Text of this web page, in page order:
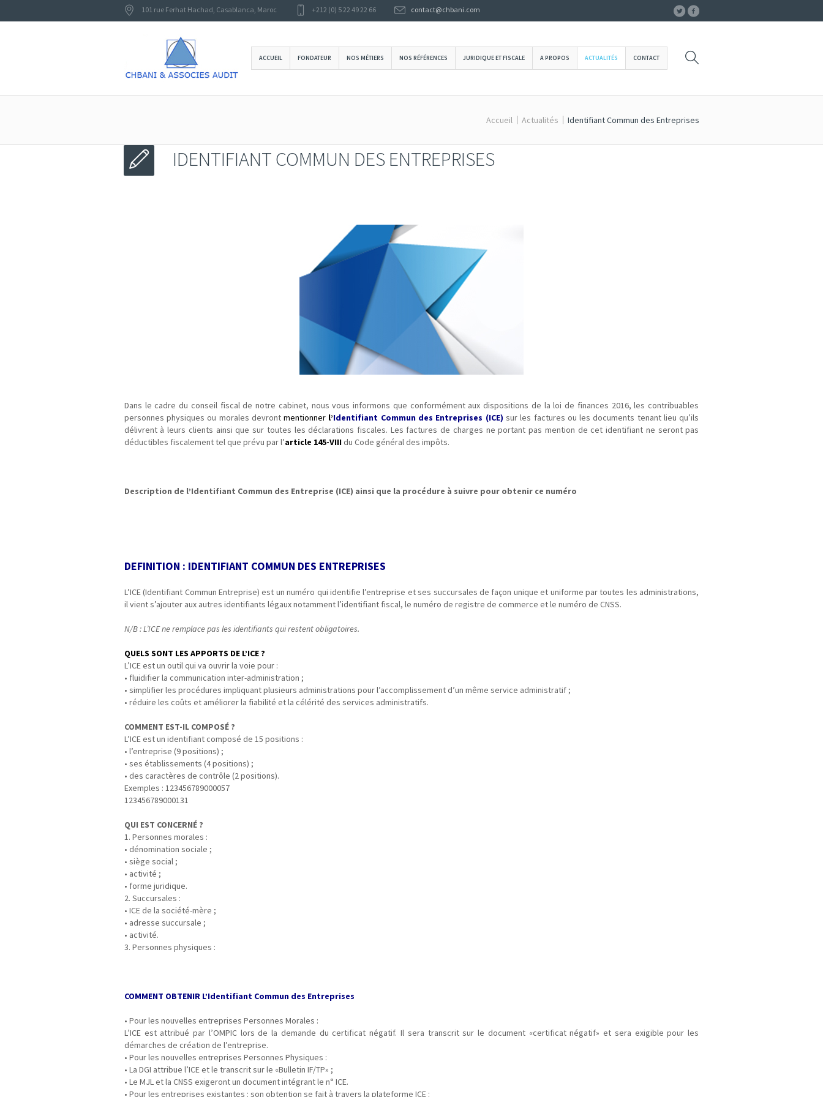
101 rue Ferhat Hachad, Casablanca, Maroc +212 (0) 5 22 49 22 66 contact@chbani.com
ACCUEIL FONDATEUR NOS MÉTIERS NOS RÉFÉRENCES JURIDIQUE ET FISCALE A PROPOS ACTUALITÉS CONTACT
Accueil Actualités Identifiant Commun des Entreprises
IDENTIFIANT COMMUN DES ENTREPRISES
Dans le cadre du conseil fiscal de notre cabinet, nous vous informons que conformément aux dispositions de la loi de finances 2016, les contribuables
personnes physiques ou morales devrontmentionner l’Identifiant Commun des Entreprises (ICE) sur les factures ou les documents tenant lieu qu’ils
délivrent à leurs clients ainsi que sur toutes les déclarations fiscales. Les factures de charges ne portant pas mention de cet identifiant ne seront pas
déductibles fiscalement tel que prévu par l’article 145-VIIIdu Code général des impôts.
Description de l’Identifiant Commun des Entreprise (ICE) ainsi que la procédure à suivre pour obtenir ce numéro
DEFINITION : IDENTIFIANT COMMUN DES ENTREPRISES
L’ICE (Identifiant Commun Entreprise) est un numéro qui identifie l’entreprise et ses succursales de façon unique et uniforme par toutes les administrations,
il vient s’ajouter aux autres identifiants légaux notamment l’identifiant fiscal, le numéro de registre de commerce et le numéro de CNSS.
N/B : L’ICE ne remplace pas les identifiants qui restent obligatoires.
QUELS SONT LES APPORTS DE L’ICE ?
L’ICE est un outil qui va ouvrir la voie pour :
• fluidifier la communication inter-administration ;
• simplifier les procédures impliquant plusieurs administrations pour l’accomplissement d’un même service administratif ;
• réduire les coûts et améliorer la fiabilité et la célérité des services administratifs.
COMMENT EST-IL COMPOSÉ ?
L’ICE est un identifiant composé de 15 positions :
• l’entreprise (9 positions) ;
• ses établissements (4 positions) ;
• des caractères de contrôle (2 positions).
Exemples : 123456789000057
123456789000131
QUI EST CONCERNÉ ?
1. Personnes morales :
• dénomination sociale ;
• siège social ;
• activité ;
• forme juridique.
2. Succursales :
• ICE de la société-mère ;
• adresse succursale ;
• activité.
3. Personnes physiques :
COMMENT OBTENIR L’Identifiant Commun des Entreprises
• Pour les nouvelles entreprises Personnes Morales :
L’ICE est attribué par l’OMPIC lors de la demande du certificat négatif. Il sera transcrit sur le document «certificat négatif» et sera exigible pour les
démarches de création de l’entreprise.
• Pour les nouvelles entreprises Personnes Physiques :
• La DGI attribue l’ICE et le transcrit sur le «Bulletin IF/TP» ;
• Le MJL et la CNSS exigeront un document intégrant le n° ICE.
• Pour les entreprises existantes : son obtention se fait à travers la plateforme ICE :